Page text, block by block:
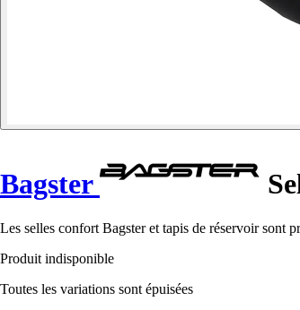
Bagster
Les selles confort Bagster et tapis de réservoir sont
Produit indisponible
Toutes les variations sont épuisées